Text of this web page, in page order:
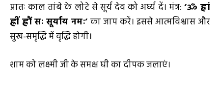
प्रातः काल तांबे के लोटे से सूर्य देव को अर्घ्य दें। मंत्र: ‘ॐ ह्रां
ह्रीं ह्रौं सः सूर्याय नमः’ का जाप करें। इससे आत्मविश्वास और
सुख-समृद्धि में वृद्धि होगी।
शाम को लक्ष्मी जी के समक्ष घी का दीपक जलाएं।